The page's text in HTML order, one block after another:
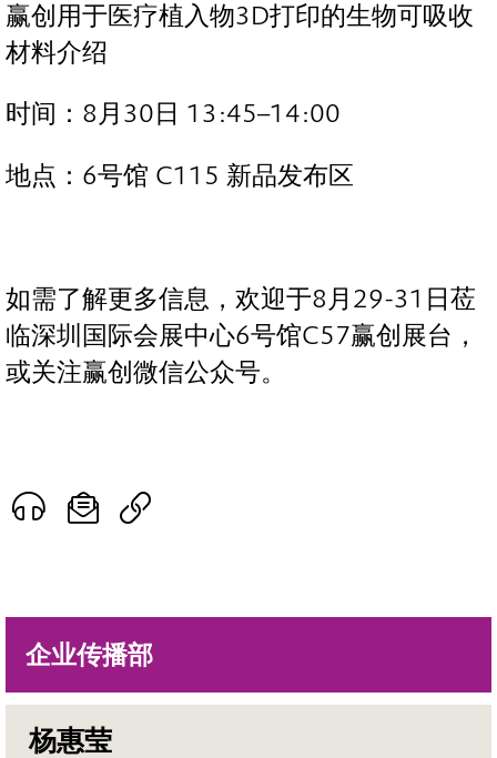
企业传播部
杨惠莹
赢创用于医疗植入物3D打印的生物可吸收
材料介绍
时间：8月30日 13:45–14:00
地点：6号馆 C115 新品发布区
如需了解更多信息，欢迎于8月29-31日莅
临深圳国际会展中心6号馆C57赢创展台，
或关注赢创微信公众号。